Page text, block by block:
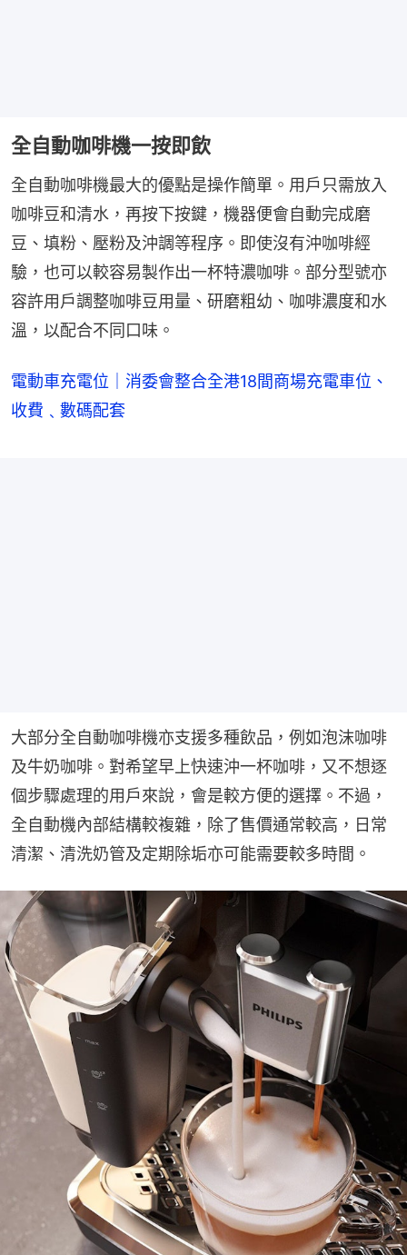
全自動咖啡機一按即飲
全自動咖啡機最大的優點是操作簡單。用戶只需放入
咖啡豆和清水，再按下按鍵，機器便會自動完成磨
豆、填粉、壓粉及沖調等程序。即使沒有沖咖啡經
驗，也可以較容易製作出一杯特濃咖啡。部分型號亦
容許用戶調整咖啡豆用量、研磨粗幼、咖啡濃度和水
溫，以配合不同口味。
電動車充電位｜消委會整合全港18間商場充電車位、
收費﹑數碼配套
大部分全自動咖啡機亦支援多種飲品，例如泡沫咖啡
及牛奶咖啡。對希望早上快速沖一杯咖啡，又不想逐
個步驟處理的用戶來說，會是較方便的選擇。不過，
全自動機內部結構較複雜，除了售價通常較高，日常
清潔、清洗奶管及定期除垢亦可能需要較多時間。